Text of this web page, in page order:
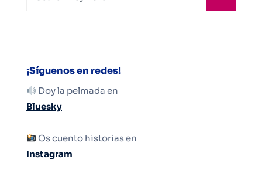
¡Síguenos en redes!
Doy la pelmada en
Bluesky
Os cuento historias en
Instagram